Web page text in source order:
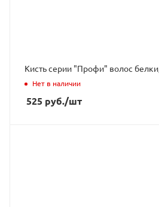
Кисть серии "Профи" волос
Нет в наличии
525 руб./шт